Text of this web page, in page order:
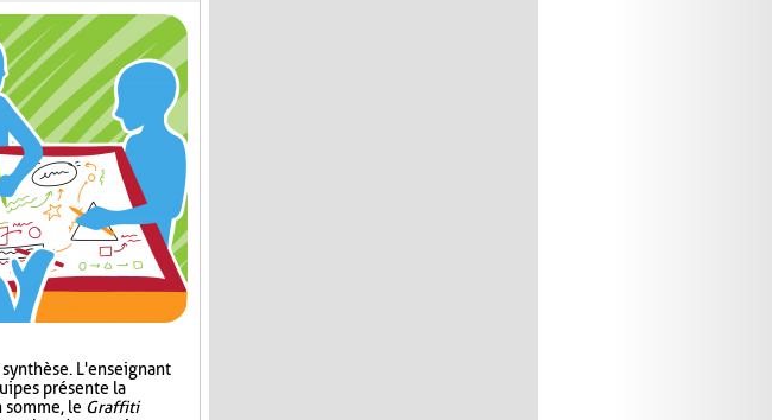
L'enseignant
présente la
somme, le Graffiti